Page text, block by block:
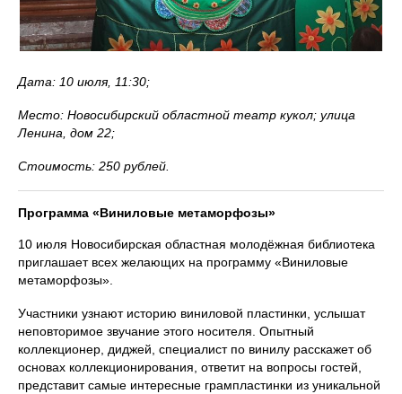
Дата: 10 июля, 11:30;
Место: Новосибирский областной театр кукол; улица
Ленина, дом 22;
Стоимость: 250 рублей.
Программа «Виниловые метаморфозы»
10 июля Новосибирская областная молодёжная библиотека
приглашает всех желающих на программу «Виниловые
метаморфозы».
Участники узнают историю виниловой пластинки, услышат
неповторимое звучание этого носителя. Опытный
коллекционер, диджей, специалист по винилу расскажет об
основах коллекционирования, ответит на вопросы гостей,
представит самые интересные грампластинки из уникальной